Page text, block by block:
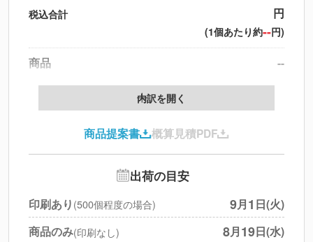
税込合計 円
(1個あたり約--円)
商品
--
製版代
印刷代
北海道・沖縄・離島 別途
円
※上記小計は税別です
内訳を開く
商品提案書 概算見積PDF
出荷の目安
印刷あり (500個程度の場合) 9月1 日(火)
商品のみ(印刷なし) 8月19日(水)